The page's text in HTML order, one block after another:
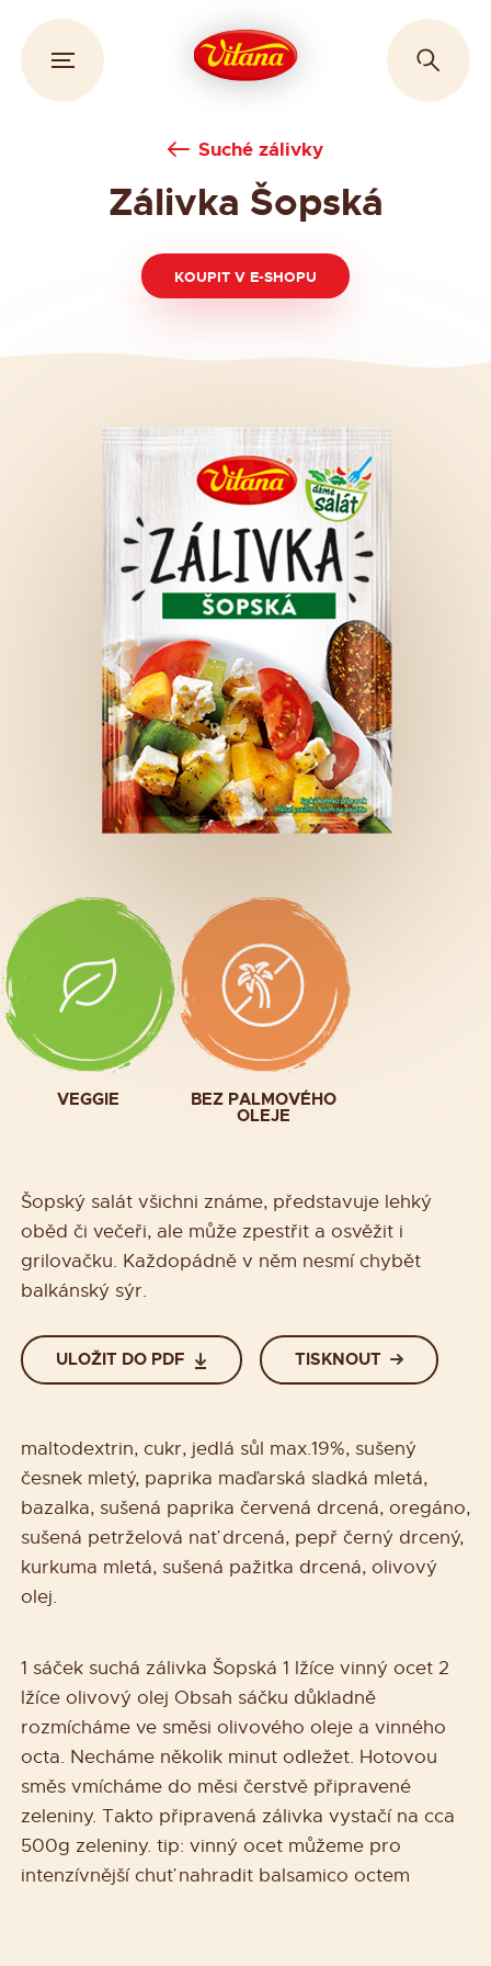
Suché zálivky
Zálivka Šopská
KOUPIT V E-SHOPU
VEGGIE BEZ PALMOVÉHO
OLEJE
Šopský salát všichni známe, představuje lehký
oběd či večeři, ale může zpestřit a osvěžit i
grilovačku. Každopádně v něm nesmí chybět
balkánský sýr.
ULOŽIT DO PDF TISKNOUT
maltodextrin, cukr, jedlá sůl max.19%, sušený
česnek mletý, paprika maďarská sladká mletá,
bazalka, sušená paprika červená drcená, oregáno,
sušená petrželová nať drcená, pepř černý drcený,
kurkuma mletá, sušená pažitka drcená, olivový
olej.
1 sáček suchá zálivka Šopská 1 lžíce vinný ocet 2
lžíce olivový olej Obsah sáčku důkladně
rozmícháme ve směsi olivového oleje a vinného
octa. Necháme několik minut odležet. Hotovou
směs vmícháme do měsi čerstvě připravené
zeleniny. Takto připravená zálivka vystačí na cca
500g zeleniny. tip: vinný ocet můžeme pro
intenzívnější chuť nahradit balsamico octem